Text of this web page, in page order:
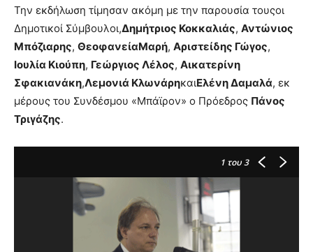
Την εκδήλωση τίμησαν ακόμη με την παρουσία τουςοι
Δημοτικοί Σύμβουλοι,Δημήτριος Κοκκαλιάς, Αντώνιος
Μπόζιαρης, ΘεοφανείαΜαρή, Αριστείδης Γώγος,
Ιουλία Κιούπη, Γεώργιος Λέλος, Αικατερίνη
Σφακιανάκη,Λεμονιά ΚλωνάρηκαιΕλένη Δαμαλά, εκ
μέρους του Συνδέσμου «Μπάϊρον» ο Πρόεδρος Πάνος
Τριγάζης.
1 του 3